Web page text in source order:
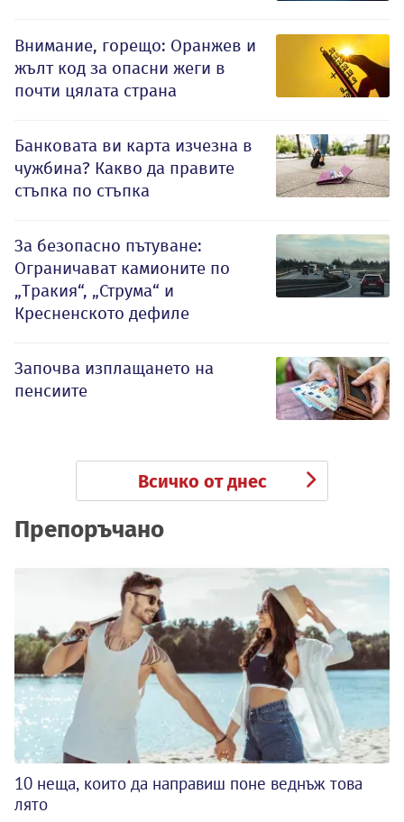
Внимание, горещо: Оранжев и
жълт код за опасни жеги в
почти цялата страна
Банковата ви карта изчезна в
чужбина? Какво да правите
стъпка по стъпка
За безопасно пътуване:
Ограничават камионите по
„Тракия“, „Струма“ и
Кресненското дефиле
Започва изплащането на
пенсиите
Всичко от днес
Препоръчано
10 неща, които да направиш поне веднъж това
лято